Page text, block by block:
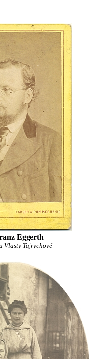
Eggerth
Vlasty Tajrychové